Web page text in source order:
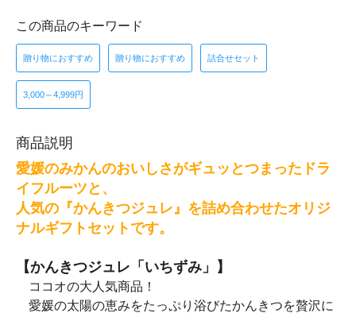
この商品のキーワード
贈り物におすすめ 贈り物におすすめ 詰合せセット
3,000～4,999円
商品説明
愛媛のみかんのおいしさがギュッとつまったドラ
イフルーツと、
人気の『かんきつジュレ』を詰め合わせたオリジ
ナルギフトセットです。
【かんきつジュレ「いちずみ」】
ココオの大人気商品！
愛媛の太陽の恵みをたっぷり浴びたかんきつを贅沢に